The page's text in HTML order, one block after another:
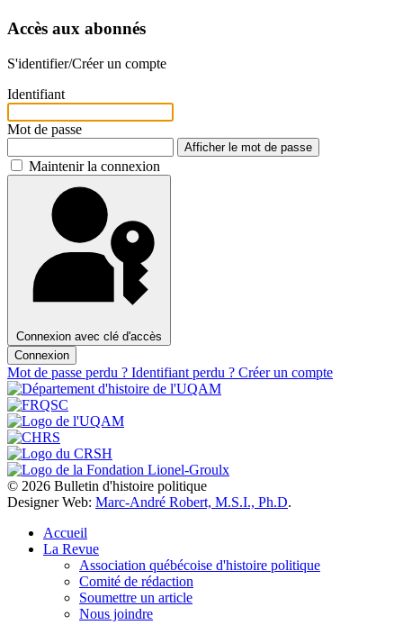
Accès aux abonnés
S'identifier/Créer un compte
Identifiant
Mot de passe
Afficher le mot de passe
Maintenir la connexion
Connexion avec clé d'accès
Connexion
Mot de passe perdu ? Identifiant perdu ? Créer un compte
© 2026 Bulletin d'histoire politique
Designer Web: Marc-André Robert, M.S.I., Ph.D.
Accueil
La Revue
Association québécoise d'histoire politique
Comité de rédaction
Soumettre un article
Nous joindre